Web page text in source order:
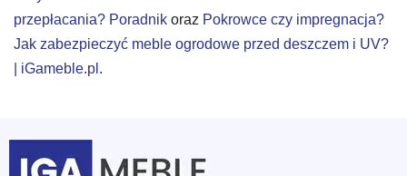
przepłacania? Poradnik oraz Pokrowce czy impregnacja?
Jak zabezpieczyć meble ogrodowe przed deszczem i UV?
| iGameble.pl .